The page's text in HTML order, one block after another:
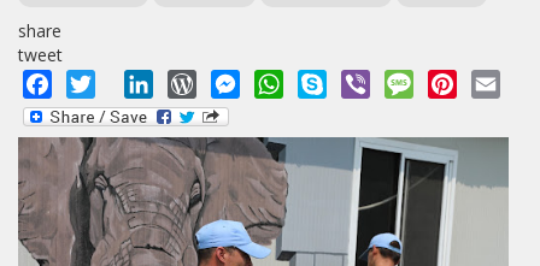
share
tweet
Facebook
Twitter LinkedInWordPressMessengerWhatsApp
Skype Viber MessagePinterest